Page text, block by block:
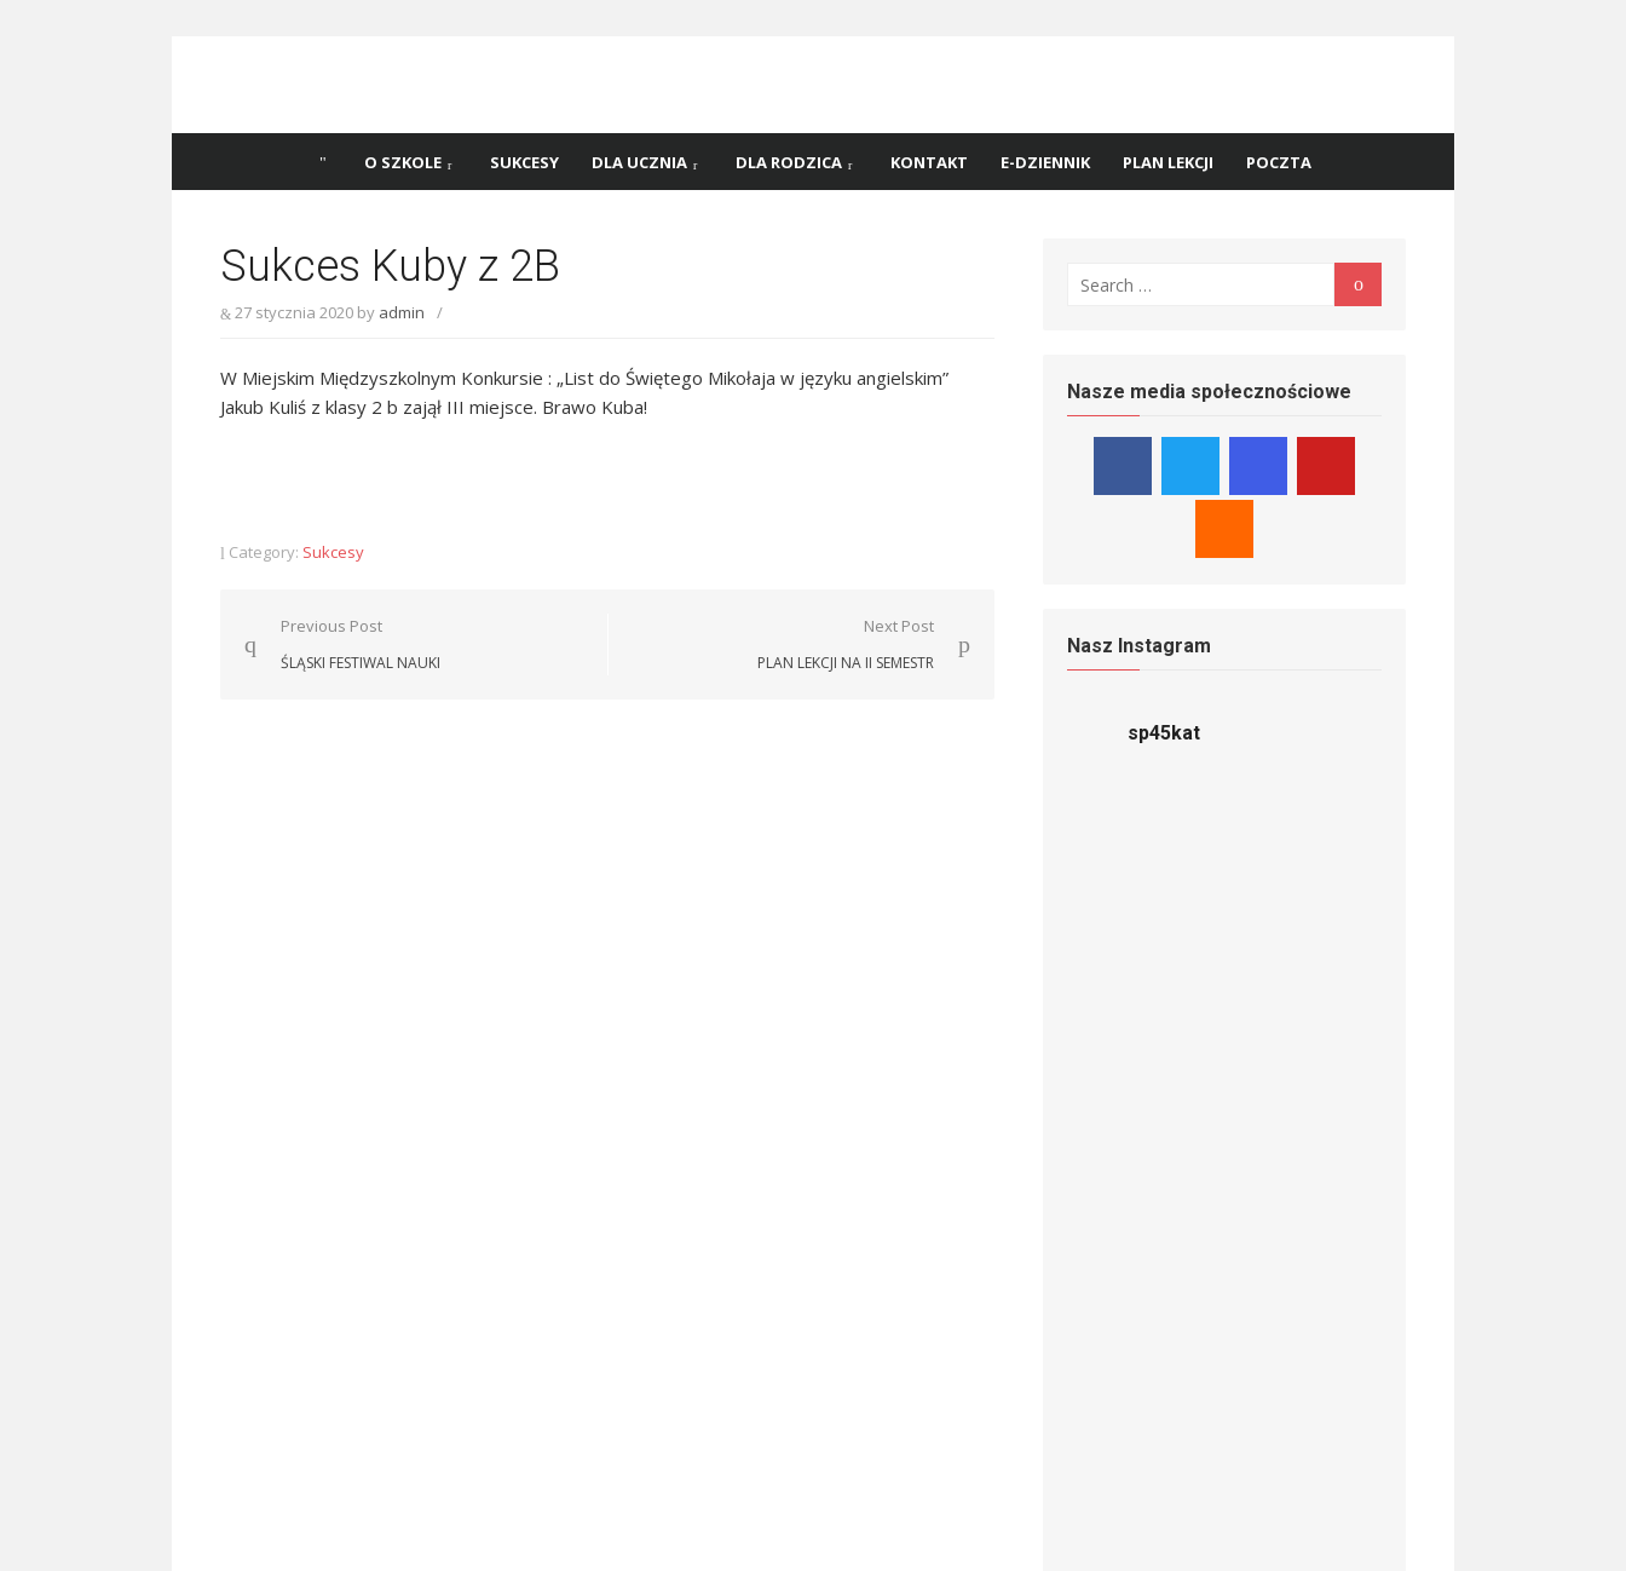
45 w Katowicach!
Katowicach
O SZKOLE SUKCESY DLA UCZNIA DLA RODZICA KONTAKT E-DZIENNIK PLAN LEKCJI POCZTA
Sukces Kuby z 2B
27 stycznia 2020 by admin /
W Miejskim Międzyszkolnym Konkursie : „List do Świętego Mikołaja w języku angielskim”
Jakub Kuliś z klasy 2 b zajął III miejsce. Brawo Kuba!
Category: Sukcesy
Nawigacja
wpisu
Previous Post
ŚLĄSKI FESTIWAL NAUKI
Next Post
PLAN LEKCJI NA II SEMESTR
for: Search
Nasze media społecznościowe
Nasz Instagram
sp45kat